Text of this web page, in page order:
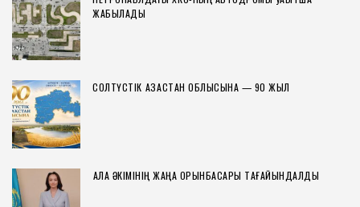
ЖАБЫЛАДЫ
СОЛТҮСТІК ҚАЗАҚСТАН ОБЛЫСЫНА — 90 ЖЫЛ
ҚАЛА ӘКІМІНІҢ ЖАҢА ОРЫНБАСАРЫ ТАҒАЙЫНДАЛДЫ